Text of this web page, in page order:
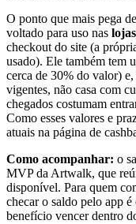
O ponto que mais pega
voltado para uso nas
checkout do site (a
usado). Ele também tem
cerca de 30% do valor)
vigentes, não casa com
chegados costumam
Como esses valores e
atuais na página de
Como acompanhar: o
MVP da Artwalk, que
disponível. Para quem
checar o saldo pelo app
benefício vencer dentro